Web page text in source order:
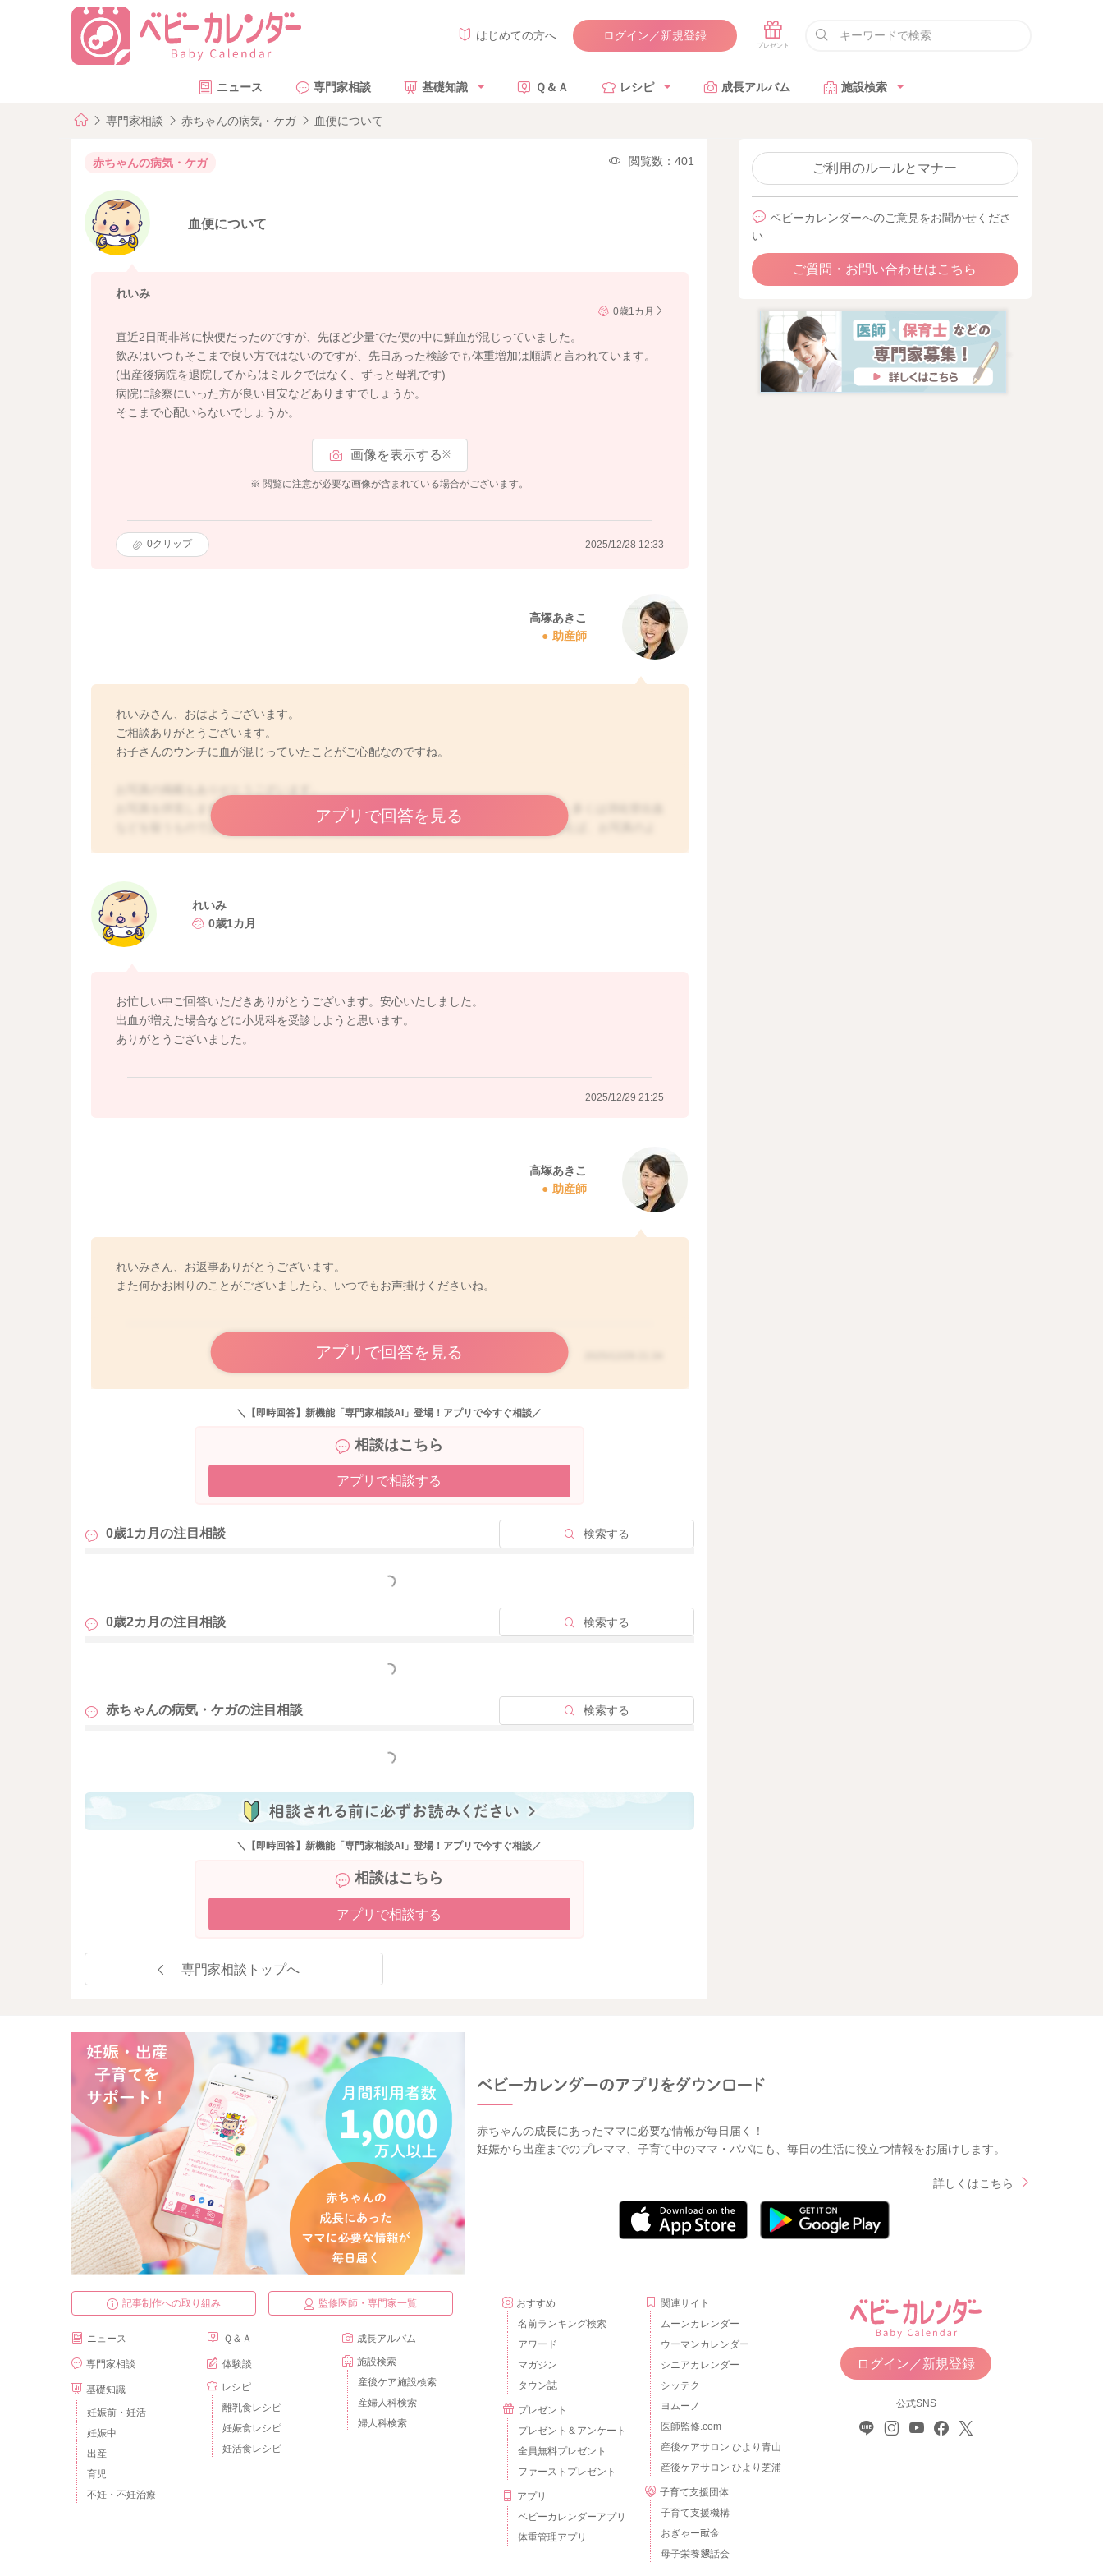
はじめての方へ ログイン／新規登録
ニュース 専門家相談 基礎知識 Ｑ＆Ａ レシピ 成長アルバム 施設検索
専門家相談 赤ちゃんの病気・ケガ 血便について
赤ちゃんの病気・ケガ 閲覧数：401
血便について
れいみ
0歳1カ月
直近2日間非常に快便だったのですが、先ほど少量でた便の中に鮮血が混じっていました。
飲みはいつもそこまで良い方ではないのですが、先日あった検診でも体重増加は順調と言われています。
(出産後病院を退院してからはミルクではなく、ずっと母乳です)
病院に診察にいった方が良い目安などありますでしょうか。
そこまで心配いらないでしょうか。
画像を表示する※
※ 閲覧に注意が必要な画像が含まれている場合がございます。
0クリップ 2025/12/28 12:33
高塚あきこ
助産師
れいみさん、おはようございます。
ご相談ありがとうございます。
お子さんのウンチに血が混じっていたことがご心配なのですね。
お写真を拝見しますと、明るい色(鮮血)の出血が出ているようですね。鮮血の場合には、多くは消化管出血
などを疑うものではなく、肛門など、お尻からの出血が付着した可能性もあります。例えば、お写真のよ
また、おっぱいを飲ませていらっしゃる場合には、母乳性血便と言ってウンチに血が混じることもありま
すよ。おっぱいのお子さんには比較的よく見られる症状です。お子さんのご様子が普段とお変わりなけれ
ば、しばらくご様子を見ていただいていいかと思いますが、もし、出血が増えたり、頻回に見られるよう
になったり、他にお子さんのご様子で気になることがあれば、小児科でご相談くださいね。
アプリで回答を見る
れいみ
0歳1カ月
お忙しい中ご回答いただきありがとうございます。安心いたしました。
出血が増えた場合などに小児科を受診しようと思います。
ありがとうございました。
2025/12/29 21:25
高塚あきこ
助産師
れいみさん、お返事ありがとうございます。
また何かお困りのことがございましたら、いつでもお声掛けくださいね。
アプリで回答を見る
＼【即時回答】新機能「専門家相談AI」登場！アプリで今すぐ相談／
相談はこちら
アプリで相談する
0歳1カ月の注目相談 検索する
もっと見る
0歳2カ月の注目相談 検索する
もっと見る
赤ちゃんの病気・ケガの注目相談 検索する
もっと見る
＼【即時回答】新機能「専門家相談AI」登場！アプリで今すぐ相談／
相談はこちら
アプリで相談する
専門家相談トップへ
ご利用のルールとマナー
ベビーカレンダーへのご意見をお聞かせくださ
い
ご質問・お問い合わせはこちら
赤ちゃんの成長にあったママに必要な情報が毎日届く！
妊娠から出産までのプレママ、子育て中のママ・パパにも、毎日の生活に役立つ情報をお届けします。
詳しくはこちら
記事制作への取り組み 監修医師・専門家一覧
ニュース
専門家相談
基礎知識
妊娠前・妊活
妊娠中
出産
育児
不妊・不妊治療
Ｑ＆Ａ
体験談
レシピ
離乳食レシピ
妊娠食レシピ
妊活食レシピ
成長アルバム
施設検索
産後ケア施設検索
産婦人科検索
婦人科検索
おすすめ
名前ランキング検索
アワード
マガジン
タウン誌
プレゼント
プレゼント＆アンケート
全員無料プレゼント
ファーストプレゼント
アプリ
ベビーカレンダーアプリ
体重管理アプリ
関連サイト
ムーンカレンダー
ウーマンカレンダー
シニアカレンダー
シッテク
ヨムーノ
医師監修.com
産後ケアサロン ひより青山
産後ケアサロン ひより芝浦
子育て支援団体
子育て支援機構
おぎゃー献金
母子栄養懇話会
ログイン／新規登録
公式SNS